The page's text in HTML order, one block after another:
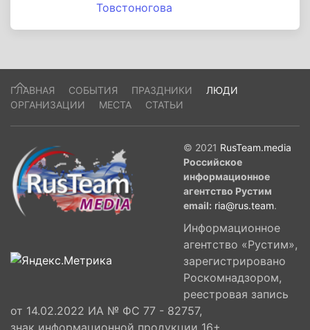
Товстоногова
ГЛАВНАЯ СОБЫТИЯ ПРАЗДНИКИ
ЛЮДИ
ОРГАНИЗАЦИИ
МЕСТА СТАТЬИ
© 2021 RusTeam.media
Российское
информационное
агентство Рустим
email: ria@rus.team.
Информационное
агентство «Рустим»,
зарегистрировано
Роскомнадзором,
реестровая запись
от 14.02.2022 ИА № ФС 77 - 82757,
знак информационной продукции 16+